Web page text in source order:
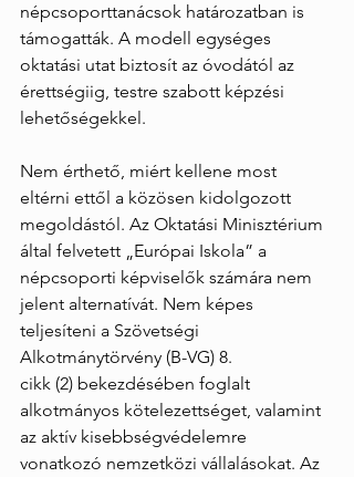
népcsoporttanácsok határozatban is
támogatták. A modell egységes
oktatási utat biztosít az óvodától az
érettségiig, testre szabott képzési
lehetőségekkel.
Nem érthető, miért kellene most
eltérni ettől a közösen kidolgozott
megoldástól. Az Oktatási Minisztérium
által felvetett „Európai Iskola” a
népcsoporti képviselők számára nem
jelent alternatívát. Nem képes
teljesíteni a Szövetségi
Alkotmánytörvény (B-VG) 8.
cikk (2) bekezdésében foglalt
alkotmányos kötelezettséget, valamint
az aktív kisebbségvédelemre
vonatkozó nemzetközi vállalásokat. Az